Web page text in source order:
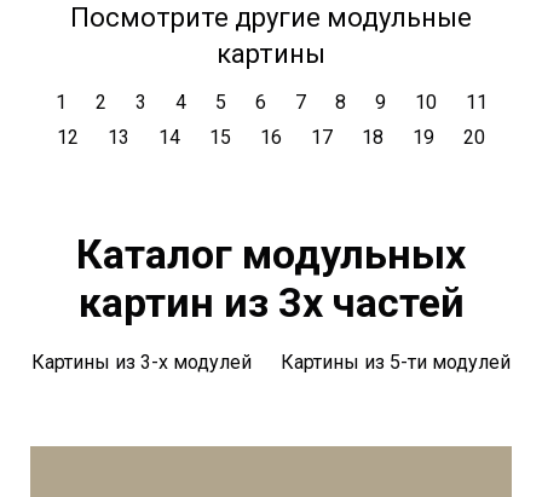
Посмотрите другие модульные
картины
1 2 3 4 5 6 7 8 9 10
11
12
13 14 15 16 17 18 19 20
Каталог модульных
картин из 3х частей
Картины из 3-х модулей Картины из 5-ти модулей